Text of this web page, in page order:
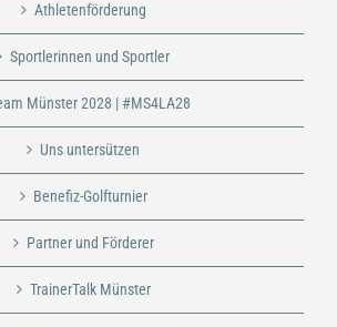
Athletenförderung
Sportlerinnen und Sportler
Münster 2028 | #MS4LA28
Uns untersützen
Benefiz-Golfturnier
Partner und Förderer
TrainerTalk Münster